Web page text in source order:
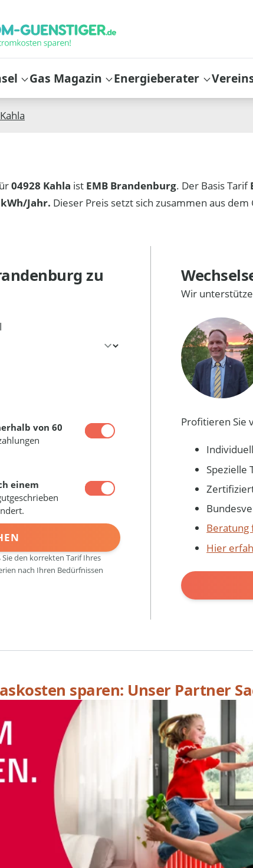
Gas Magazin Energieberater
Kahla
04928 Kahla ist EMB Brandenburg. Der Basis Tarif
Jahr. Dieser Preis setzt sich zusammen aus
zu
von 60
einem
den korrekten Tarif Ihres
nach Ihren Bedürfnissen
Wir
Profitieren Sie
Spezielle
Beratung
Hier
sparen: Unser Partner